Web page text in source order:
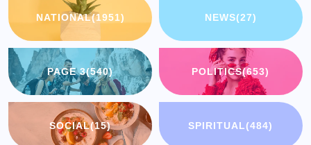
NATIONAL(1951) NEWS(27)
PAGE 3(540) POLITICS(653)
SOCIAL(15) SPIRITUAL(484)